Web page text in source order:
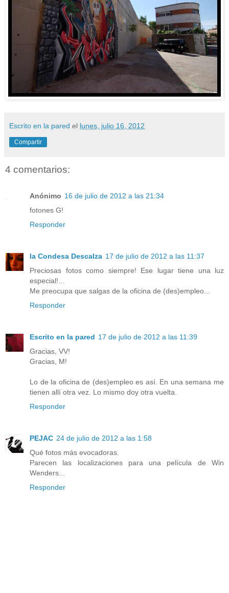
Escrito en la pared el lunes, julio 16, 2012
Compartir
4 comentarios:
Anónimo 16 de julio de 2012 a las 21:34
fotones G!
Responder
la Condesa Descalza 17 de julio de 2012 a las 11:37
Preciosas fotos como siempre! Ese lugar tiene una luz
especial!...
Me preocupa que salgas de la oficina de (des)empleo...
Responder
Escrito en la pared 17 de julio de 2012 a las 11:39
Gracias, VV!
Gracias, M!
Lo de la oficina de (des)empleo es así. En una semana me
tienen allí otra vez. Lo mismo doy otra vuelta.
Responder
PEJAC 24 de julio de 2012 a las 1:58
Qué fotos más evocadoras.
Parecen las localizaciones para una película de Win
Wenders...
Responder